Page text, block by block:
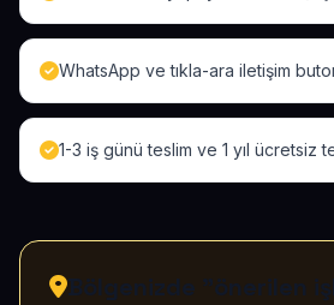
WhatsApp ve tıkla-ara iletişim
1-3 iş günü teslim ve 1 yıl ücretsiz
Bölgenizde "önerilen